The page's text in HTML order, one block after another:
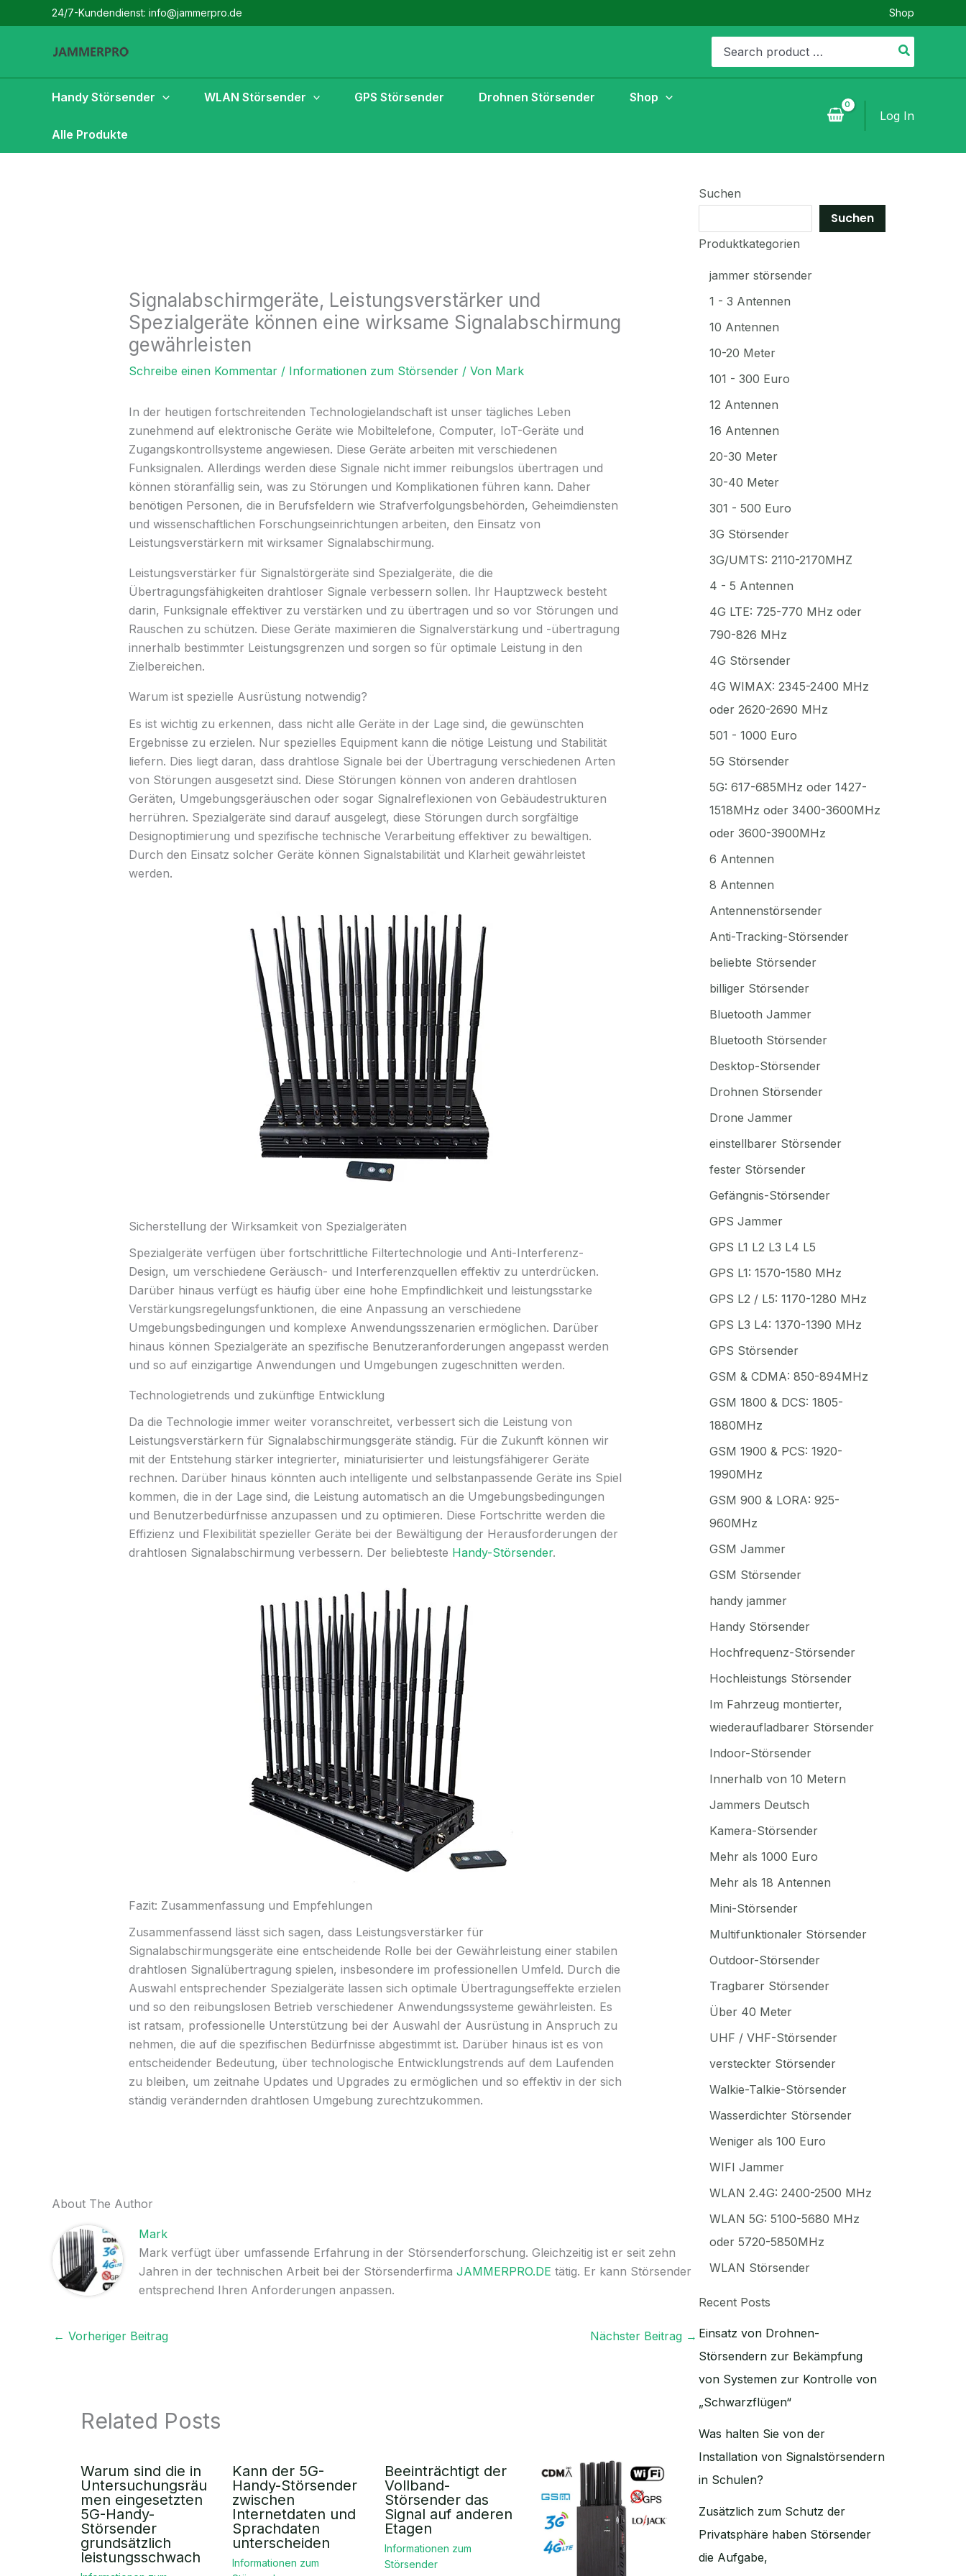
Inhalt
24/7-Kundendienst: info@jammerpro.de Shop
for:
Handy Störsender WLAN Störsender GPS Störsender Drohnen Störsender Shop
Alle Produkte
Log In
Signalabschirmgeräte, Leistungsverstärker und
Spezialgeräte können eine wirksame Signalabschirmung
gewährleisten
Schreibe einen Kommentar / Informationen zum Störsender/ Von Mark
In der heutigen fortschreitenden Technologielandschaft ist unser tägliches Leben
zunehmend auf elektronische Geräte wie Mobiltelefone, Computer, IoT-Geräte und
Zugangskontrollsysteme angewiesen. Diese Geräte arbeiten mit verschiedenen
Funksignalen. Allerdings werden diese Signale nicht immer reibungslos übertragen und
können störanfällig sein, was zu Störungen und Komplikationen führen kann. Daher
benötigen Personen, die in Berufsfeldern wie Strafverfolgungsbehörden, Geheimdiensten
und wissenschaftlichen Forschungseinrichtungen arbeiten, den Einsatz von
Leistungsverstärkern mit wirksamer Signalabschirmung.
Leistungsverstärker für Signalstörgeräte sind Spezialgeräte, die die
Übertragungsfähigkeiten drahtloser Signale verbessern sollen. Ihr Hauptzweck besteht
darin, Funksignale effektiver zu verstärken und zu übertragen und so vor Störungen und
Rauschen zu schützen. Diese Geräte maximieren die Signalverstärkung und -übertragung
innerhalb bestimmter Leistungsgrenzen und sorgen so für optimale Leistung in den
Zielbereichen.
Warum ist spezielle Ausrüstung notwendig?
Es ist wichtig zu erkennen, dass nicht alle Geräte in der Lage sind, die gewünschten
Ergebnisse zu erzielen. Nur spezielles Equipment kann die nötige Leistung und Stabilität
liefern. Dies liegt daran, dass drahtlose Signale bei der Übertragung verschiedenen Arten
von Störungen ausgesetzt sind. Diese Störungen können von anderen drahtlosen
Geräten, Umgebungsgeräuschen oder sogar Signalreflexionen von Gebäudestrukturen
herrühren. Spezialgeräte sind darauf ausgelegt, diese Störungen durch sorgfältige
Designoptimierung und spezifische technische Verarbeitung effektiver zu bewältigen.
Durch den Einsatz solcher Geräte können Signalstabilität und Klarheit gewährleistet
werden.
Sicherstellung der Wirksamkeit von Spezialgeräten
Spezialgeräte verfügen über fortschrittliche Filtertechnologie und Anti-Interferenz-
Design, um verschiedene Geräusch- und Interferenzquellen effektiv zu unterdrücken.
Darüber hinaus verfügt es häufig über eine hohe Empfindlichkeit und leistungsstarke
Verstärkungsregelungsfunktionen, die eine Anpassung an verschiedene
Umgebungsbedingungen und komplexe Anwendungsszenarien ermöglichen. Darüber
hinaus können Spezialgeräte an spezifische Benutzeranforderungen angepasst werden
und so auf einzigartige Anwendungen und Umgebungen zugeschnitten werden.
Technologietrends und zukünftige Entwicklung
Da die Technologie immer weiter voranschreitet, verbessert sich die Leistung von
Leistungsverstärkern für Signalabschirmungsgeräte ständig. Für die Zukunft können wir
mit der Entstehung stärker integrierter, miniaturisierter und leistungsfähigerer Geräte
rechnen. Darüber hinaus könnten auch intelligente und selbstanpassende Geräte ins Spiel
kommen, die in der Lage sind, die Leistung automatisch an die Umgebungsbedingungen
und Benutzerbedürfnisse anzupassen und zu optimieren. Diese Fortschritte werden die
Effizienz und Flexibilität spezieller Geräte bei der Bewältigung der Herausforderungen der
drahtlosen Signalabschirmung verbessern. Der beliebteste Handy-Störsender.
Fazit: Zusammenfassung und Empfehlungen
Zusammenfassend lässt sich sagen, dass Leistungsverstärker für
Signalabschirmungsgeräte eine entscheidende Rolle bei der Gewährleistung einer stabilen
drahtlosen Signalübertragung spielen, insbesondere im professionellen Umfeld. Durch die
Auswahl entsprechender Spezialgeräte lassen sich optimale Übertragungseffekte erzielen
und so den reibungslosen Betrieb verschiedener Anwendungssysteme gewährleisten. Es
ist ratsam, professionelle Unterstützung bei der Auswahl der Ausrüstung in Anspruch zu
nehmen, die auf die spezifischen Bedürfnisse abgestimmt ist. Darüber hinaus ist es von
entscheidender Bedeutung, über technologische Entwicklungstrends auf dem Laufenden
zu bleiben, um zeitnahe Updates und Upgrades zu ermöglichen und so effektiv in der sich
ständig verändernden drahtlosen Umgebung zurechtzukommen.
About The Author
Mark
Mark verfügt über umfassende Erfahrung in der Störsenderforschung. Gleichzeitig ist er seit zehn
Jahren in der technischen Arbeit bei der StörsenderfirmaJAMMERPRO.DE tätig. Er kann Störsender
entsprechend Ihren Anforderungen anpassen.
← Vorheriger Beitrag Nächster Beitrag →
Related Posts
Warum sind die in
Untersuchungsräu
men eingesetzten
5G-Handy-
Störsender
grundsätzlich
leistungsschwach
Kann der 5G-
Handy-Störsender
zwischen
Internetdaten und
Sprachdaten
unterscheiden
Informationen zum
Beeinträchtigt der
Vollband-
Störsender das
Signal auf anderen
Etagen
Informationen zum
Störsender
Suchen
Suchen
Produktkategorien
jammer störsender
1 - 3 Antennen
10 Antennen
10-20 Meter
101 - 300 Euro
12 Antennen
16 Antennen
20-30 Meter
30-40 Meter
301 - 500 Euro
3G Störsender
3G/UMTS: 2110-2170MHZ
4 - 5 Antennen
4G LTE: 725-770 MHz oder
790-826 MHz
4G Störsender
4G WIMAX: 2345-2400 MHz
oder 2620-2690 MHz
501 - 1000 Euro
5G Störsender
5G: 617-685MHz oder 1427-
1518MHz oder 3400-3600MHz
oder 3600-3900MHz
6 Antennen
8 Antennen
Antennenstörsender
Anti-Tracking-Störsender
beliebte Störsender
billiger Störsender
Bluetooth Jammer
Bluetooth Störsender
Desktop-Störsender
Drohnen Störsender
Drone Jammer
einstellbarer Störsender
fester Störsender
Gefängnis-Störsender
GPS Jammer
GPS L1 L2 L3 L4 L5
GPS L1: 1570-1580 MHz
GPS L2 / L5: 1170-1280 MHz
GPS L3 L4: 1370-1390 MHz
GPS Störsender
GSM & CDMA: 850-894MHz
GSM 1800 & DCS: 1805-
1880MHz
GSM 1900 & PCS: 1920-
1990MHz
GSM 900 & LORA: 925-
960MHz
GSM Jammer
GSM Störsender
handy jammer
Handy Störsender
Hochfrequenz-Störsender
Hochleistungs Störsender
Im Fahrzeug montierter,
wiederaufladbarer Störsender
Indoor-Störsender
Innerhalb von 10 Metern
Jammers Deutsch
Kamera-Störsender
Mehr als 1000 Euro
Mehr als 18 Antennen
Mini-Störsender
Multifunktionaler Störsender
Outdoor-Störsender
Tragbarer Störsender
Über 40 Meter
UHF / VHF-Störsender
versteckter Störsender
Walkie-Talkie-Störsender
Wasserdichter Störsender
Weniger als 100 Euro
WIFI Jammer
WLAN 2.4G: 2400-2500 MHz
WLAN 5G: 5100-5680 MHz
oder 5720-5850MHz
WLAN Störsender
Recent Posts
Einsatz von Drohnen-
Störsendern zur Bekämpfung
von Systemen zur Kontrolle von
„Schwarzflügen“
Was halten Sie von der
Installation von Signalstörsendern
in Schulen?
Zusätzlich zum Schutz der
Privatsphäre haben Störsender
die Aufgabe,